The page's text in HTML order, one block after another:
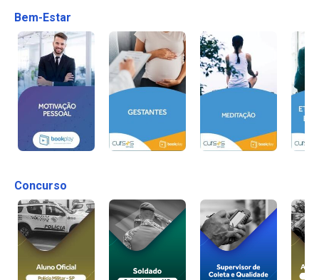
Bem-Estar
Concurso